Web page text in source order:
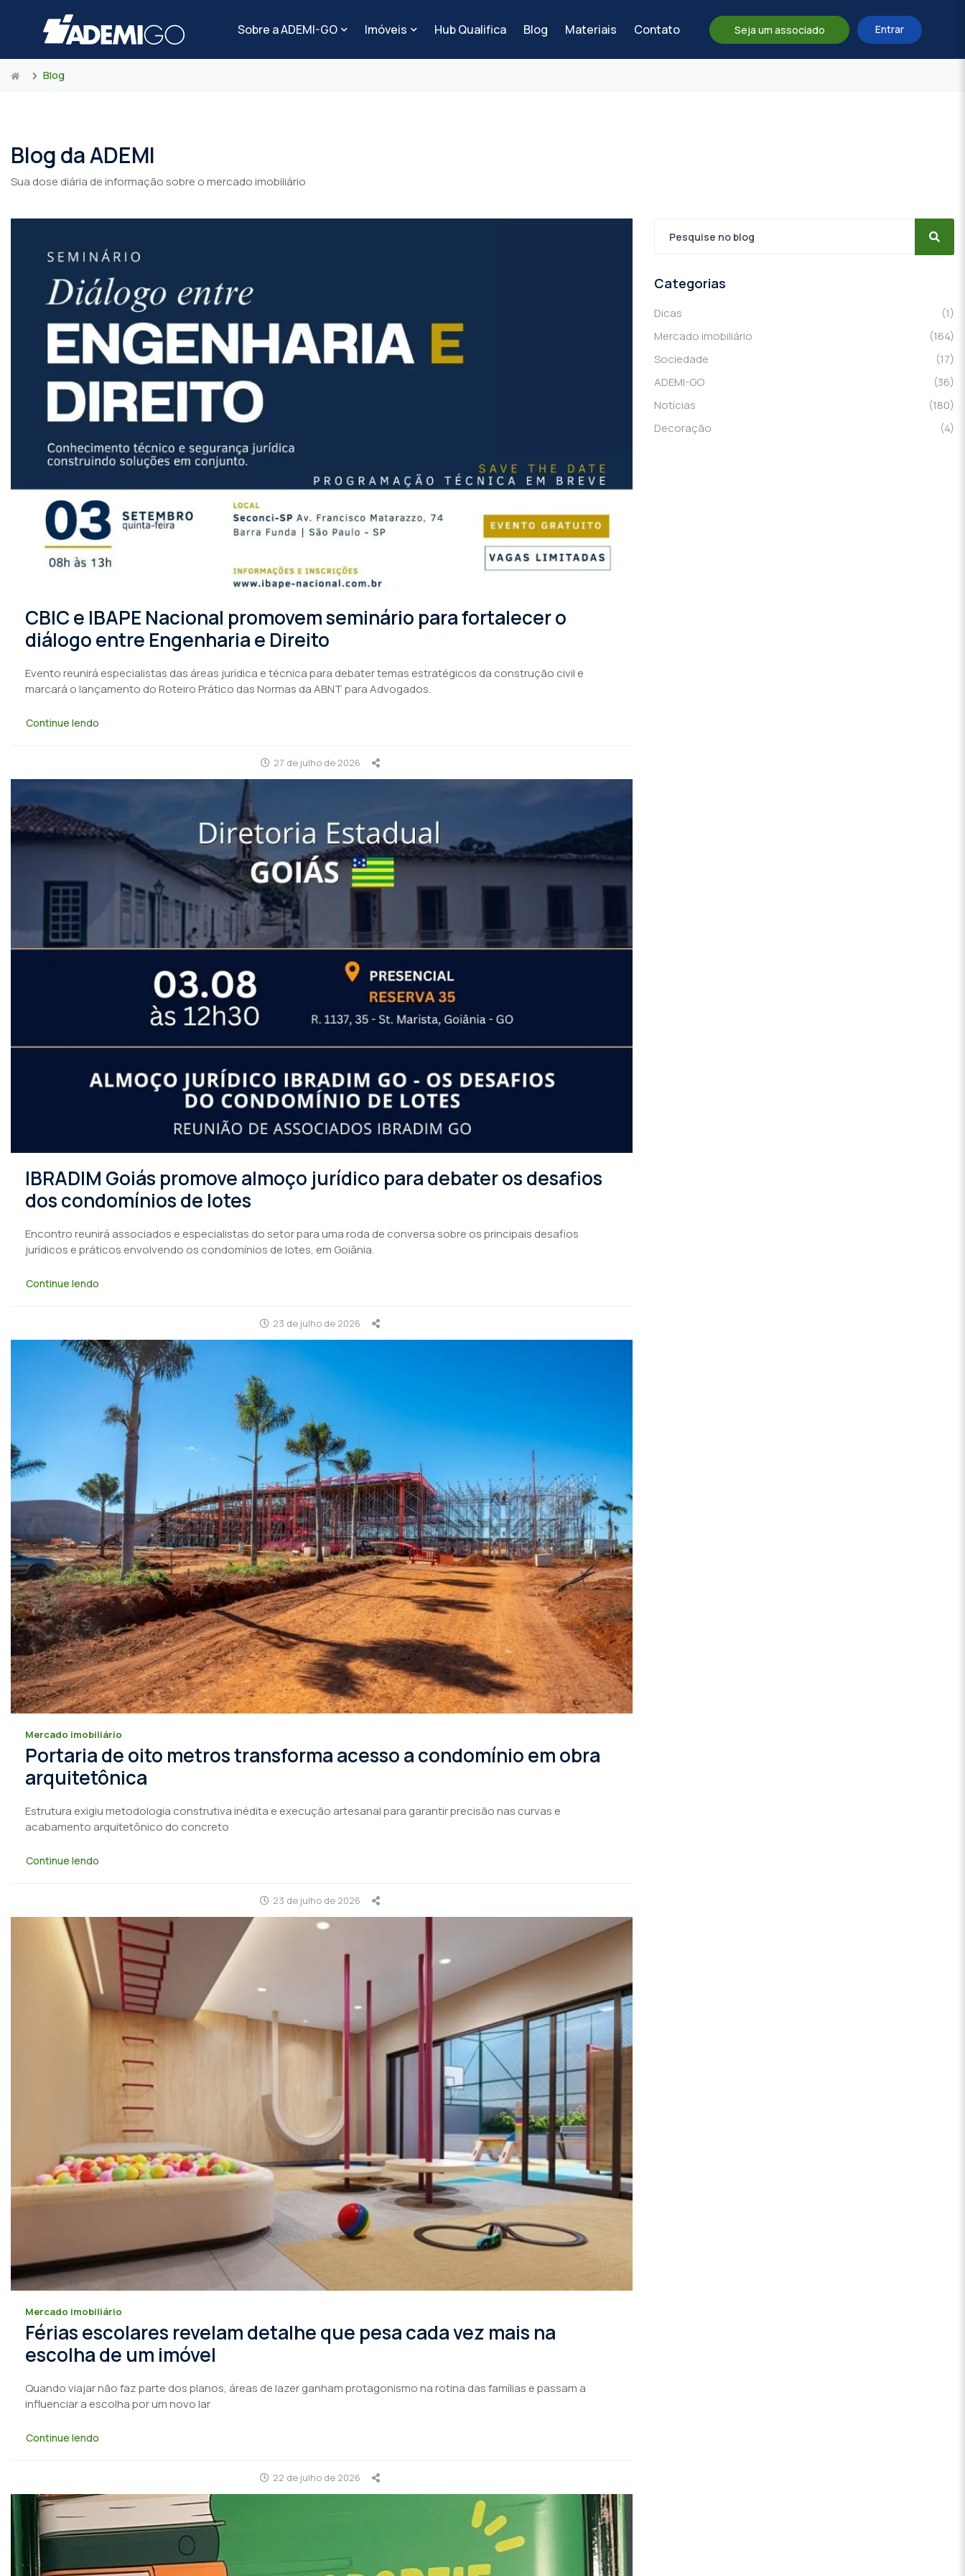
Sobre a ADEMI-GO Imóveis Hub Qualifica Blog Materiais Contato Seja um associado Entrar
Blog
Blog da ADEMI
Sua dose diária de informação sobre o mercado imobiliário
CBIC e IBAPE Nacional promovem seminário para fortalecer o
diálogo entre Engenharia e Direito
Evento reunirá especialistas das áreas jurídica e técnica para debater temas estratégicos da construção civil e
marcará o lançamento do Roteiro Prático das Normas da ABNT para Advogados.
Continue lendo
27 de julho de 2026
IBRADIM Goiás promove almoço jurídico para debater os desafios
dos condomínios de lotes
Encontro reunirá associados e especialistas do setor para uma roda de conversa sobre os principais desafios
jurídicos e práticos envolvendo os condomínios de lotes, em Goiânia.
Continue lendo
23 de julho de 2026
Mercado imobiliário
Portaria de oito metros transforma acesso a condomínio em obra
arquitetônica
Estrutura exigiu metodologia construtiva inédita e execução artesanal para garantir precisão nas curvas e
acabamento arquitetônico do concreto
Continue lendo
23 de julho de 2026
Mercado imobiliário
Férias escolares revelam detalhe que pesa cada vez mais na
escolha de um imóvel
Quando viajar não faz parte dos planos, áreas de lazer ganham protagonismo na rotina das famílias e passam a
influenciar a escolha por um novo lar
Continue lendo
22 de julho de 2026
Categorias
Dicas
(1)
Mercado imobiliário
(164)
Sociedade
(17)
ADEMI-GO
(36)
Notícias
(180)
Decoração
(4)